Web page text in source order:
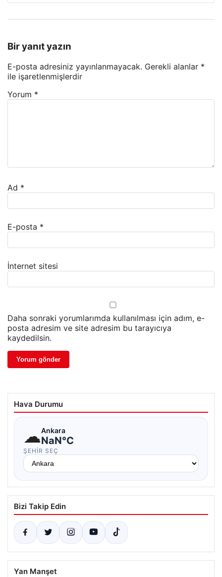
Bir yanıt yazın
E-posta adresiniz yayınlanmayacak. Gerekli alanlar *
ile işaretlenmişlerdir
Yorum *
Ad *
E-posta *
İnternet sitesi
Daha sonraki yorumlarımda kullanılması için adım, e-
posta adresim ve site adresim bu tarayıcıya
kaydedilsin.
Hava Durumu
☁Ankara
NaN°C
ŞEHIR SEÇ
Bizi Takip Edin
Yan Manşet